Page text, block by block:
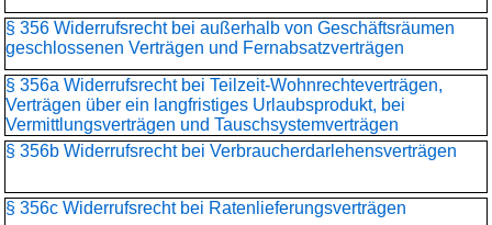
§ 356 Widerrufsrecht bei außerhalb von Geschäftsräumen
geschlossenen Verträgen und Fernabsatzverträgen
§ 356a Widerrufsrecht bei Teilzeit-Wohnrechteverträgen,
Verträgen über ein langfristiges Urlaubsprodukt, bei
Vermittlungsverträgen und Tauschsystemverträgen
§ 356b Widerrufsrecht bei Verbraucherdarlehensverträgen
§ 356c Widerrufsrecht bei Ratenlieferungsverträgen